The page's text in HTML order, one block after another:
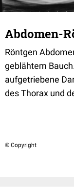
Abdomen-
Röntgen
geblähtem
aufgetriebene
des Thorax und
© Copyright